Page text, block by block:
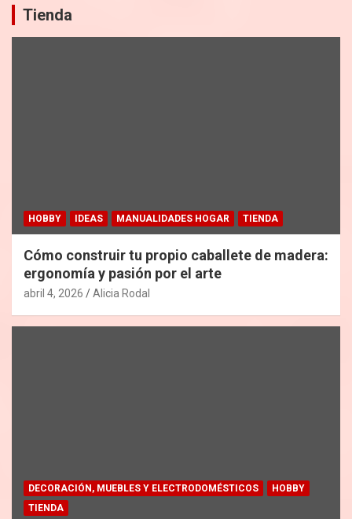
Tienda
HOBBY IDEAS MANUALIDADES HOGAR TIENDA
Cómo construir tu propio caballete de madera:
ergonomía y pasión por el arte
abril 4, 2026 Alicia Rodal
DECORACIÓN, MUEBLES Y ELECTRODOMÉSTICOS
HOBBY
TIENDA